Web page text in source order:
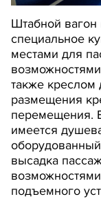
Штабной
специальное
местами для
также креслом
размещения
перемещения.
имеется
высадка
подъемного